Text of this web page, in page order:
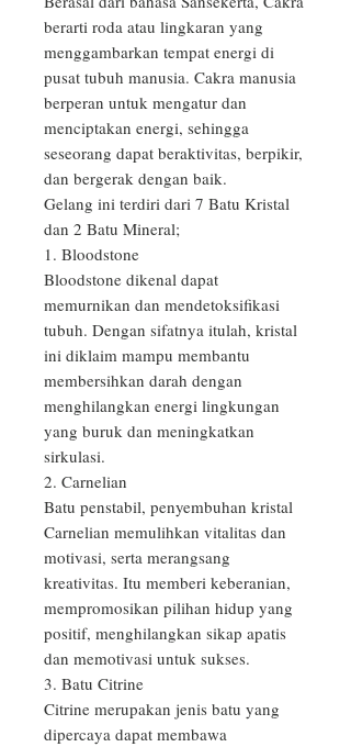
berarti roda atau lingkaran yang
menggambarkan tempat energi di
pusat tubuh manusia. Cakra manusia
berperan untuk mengatur dan
menciptakan energi, sehingga
seseorang dapat beraktivitas, berpikir,
dan bergerak dengan baik.
Gelang ini terdiri dari 7 Batu Kristal
dan 2 Batu Mineral;
1. Bloodstone
Bloodstone dikenal dapat
memurnikan dan mendetoksifikasi
tubuh. Dengan sifatnya itulah, kristal
ini diklaim mampu membantu
membersihkan darah dengan
menghilangkan energi lingkungan
yang buruk dan meningkatkan
sirkulasi.
2. Carnelian
Batu penstabil, penyembuhan kristal
Carnelian memulihkan vitalitas dan
motivasi, serta merangsang
kreativitas. Itu memberi keberanian,
mempromosikan pilihan hidup yang
positif, menghilangkan sikap apatis
dan memotivasi untuk sukses.
3. Batu Citrine
Citrine merupakan jenis batu yang
dipercaya dapat membawa